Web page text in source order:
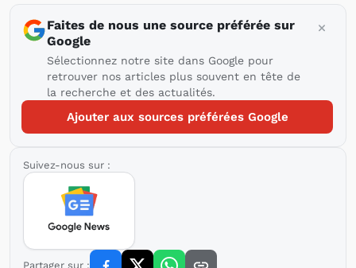
Faites de nous une source préférée sur
Google
Sélectionnez notre site dans Google pour
retrouver nos articles plus souvent en tête de
la recherche et des actualités.
Ajouter aux sources préférées Google
Suivez-nous sur :
Partager sur :